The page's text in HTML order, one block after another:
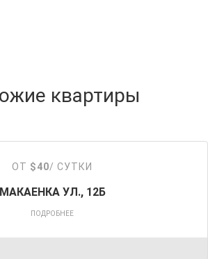
квартиры
ОТ $40/ СУТКИ
МАКАЕНКА УЛ., 12Б
ПОДРОБНЕЕ